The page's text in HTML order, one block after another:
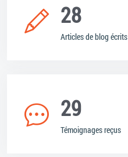
28
Articles de blog écrits
29
Témoignages reçus